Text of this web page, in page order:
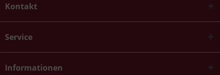
Kontakt
Service
Informationen